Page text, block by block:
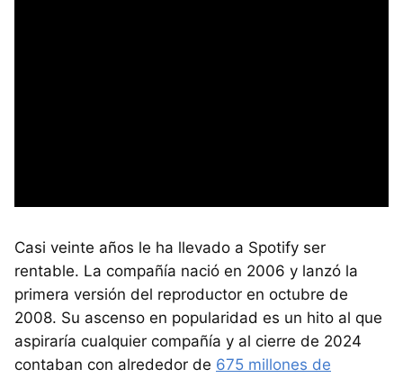
Casi veinte años le ha llevado a Spotify ser
rentable. La compañía nació en 2006 y lanzó la
primera versión del reproductor en octubre de
2008. Su ascenso en popularidad es un hito al que
aspiraría cualquier compañía y al cierre de 2024
contaban con alrededor de 675 millones de